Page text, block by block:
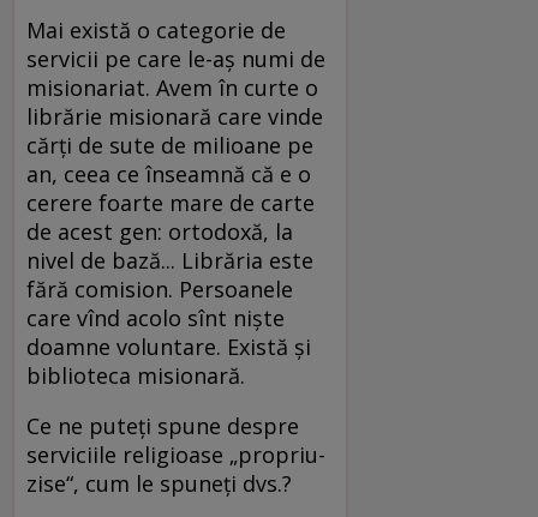
Mai există o categorie de
servicii pe care le-aş numi de
misionariat. Avem în curte o
librărie misionară care vinde
cărţi de sute de milioane pe
an, ceea ce înseamnă că e o
cerere foarte mare de carte
de acest gen: ortodoxă, la
nivel de bază... Librăria este
fără comision. Persoanele
care vînd acolo sînt nişte
doamne voluntare. Există şi
biblioteca misionară.
Ce ne puteţi spune despre
serviciile religioase „propriu-
zise“, cum le spuneţi dvs.?